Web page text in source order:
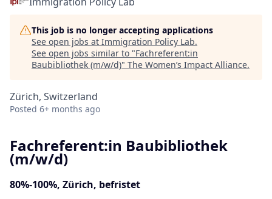
This job is no longer accepting applications
See open jobs at Immigration Policy Lab.
See open jobs similar to "Fachreferent:in
Baubibliothek (m/w/d)" The Women’s Impact Alliance.
Zürich, Switzerland
Posted 6+ months ago
Fachreferent:in Baubibliothek
(m/w/d)
80%-100%, Zürich, befristet